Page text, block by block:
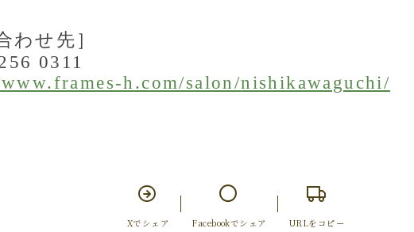
わせ先］
0311
h.com/salon/nishikawaguchi/
Xでシェア Facebookでシェア URLをコピー